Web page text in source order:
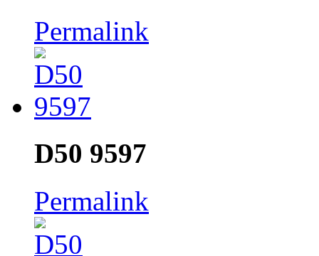
Permalink
D50 9597
Permalink